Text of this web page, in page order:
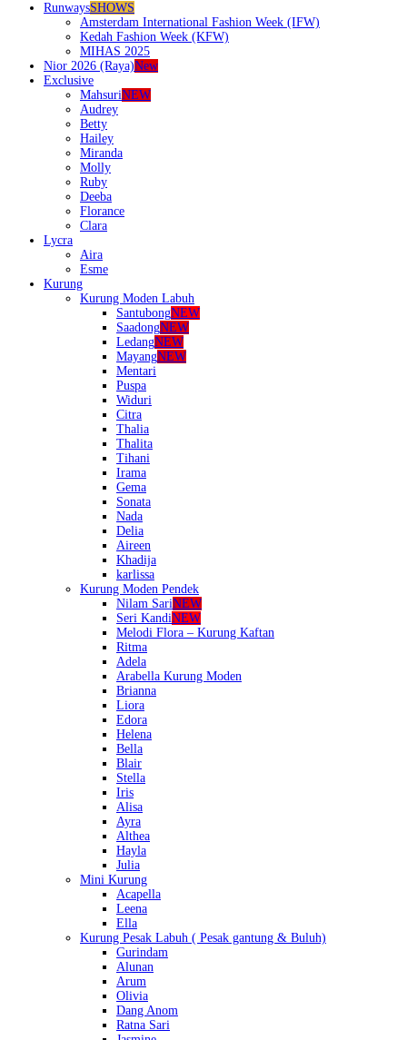
RunwaysSHOWS
Amsterdam International Fashion Week (IFW)
Kedah Fashion Week (KFW)
MIHAS 2025
Nior 2026 (Raya)New
Exclusive
MahsuriNEW
Audrey
Betty
Hailey
Miranda
Molly
Ruby
Deeba
Florance
Clara
Lycra
Aira
Esme
Kurung
Kurung Moden Labuh
SantubongNEW
SaadongNEW
LedangNEW
MayangNEW
Mentari
Puspa
Widuri
Citra
Thalia
Thalita
Tihani
Irama
Gema
Sonata
Nada
Delia
Aireen
Khadija
karlissa
Kurung Moden Pendek
Nilam SariNEW
Seri KandiNEW
Melodi Flora – Kurung Kaftan
Ritma
Adela
Arabella Kurung Moden
Brianna
Liora
Edora
Helena
Bella
Blair
Stella
Iris
Alisa
Ayra
Althea
Hayla
Julia
Mini Kurung
Acapella
Leena
Ella
Kurung Pesak Labuh ( Pesak gantung & Buluh)
Gurindam
Alunan
Arum
Olivia
Dang Anom
Ratna Sari